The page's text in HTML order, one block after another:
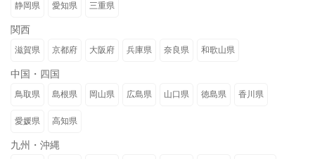
静岡県 愛知県 三重県
関西
滋賀県 京都府 大阪府 兵庫県 奈良県 和歌山県
中国・四国
鳥取県 島根県 岡山県 広島県 山口県 徳島県 香川県
愛媛県 高知県
九州・沖縄